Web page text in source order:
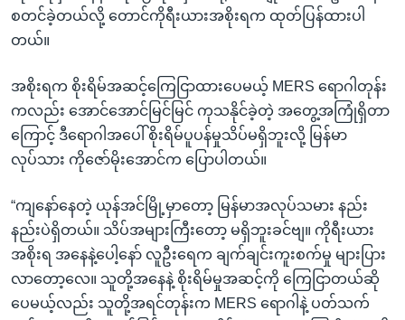
စတင်ခဲ့တယ်လို့ တောင်ကိုရီးယားအစိုးရက ထုတ်ပြန်ထားပါ
တယ်။
အစိုးရက စိုးရိမ်အဆင့်ကြေငြာထားပေမယ့် MERS ရောဂါတုန်း
ကလည်း အောင်အောင်မြင်မြင် ကုသနိုင်ခဲ့တဲ့ အတွေ့အကြုံရှိတာ
ကြောင့် ဒီရောဂါအပေါ် စိုးရိမ်ပူပန်မှုသိပ်မရှိဘူးလို့ မြန်မာ
လုပ်သား ကိုဇော်မိုးအောင်က ပြောပါတယ်။
“ကျနော်နေတဲ့ ယုန်အင်မြို့မှာတော့ မြန်မာအလုပ်သမား နည်း
နည်းပဲရှိတယ်။ သိပ်အများကြီးတော့ မရှိဘူးခင်ဗျ။ ကိုရီးယား
အစိုးရ အနေနဲ့ပေါ့နော် လူဦးရေက ချက်ချင်းကူးစက်မှု များပြား
လာတော့လေ။ သူတို့အနေနဲ့ စိုးရိမ်မှုအဆင့်ကို ကြေငြာတယ်ဆို
ပေမယ့်လည်း သူတို့အရင်တုန်းက MERS ရောဂါနဲ့ ပတ်သက်